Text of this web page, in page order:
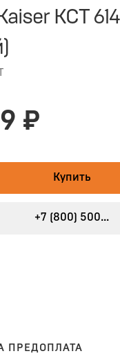
KCT
₽
Купить
+7 (800) 500...
ПРЕДОПЛАТА